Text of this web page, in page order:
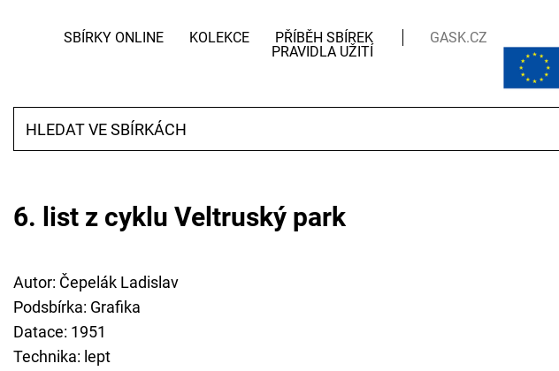
SBÍRKY ONLINE KOLEKCE
PŘÍBĚH SBÍREK
PRAVIDLA UŽITÍ
GASK.CZ
6. list z cyklu Veltruský park
Autor: Čepelák Ladislav
Podsbírka: Grafika
Datace: 1951
Technika: lept